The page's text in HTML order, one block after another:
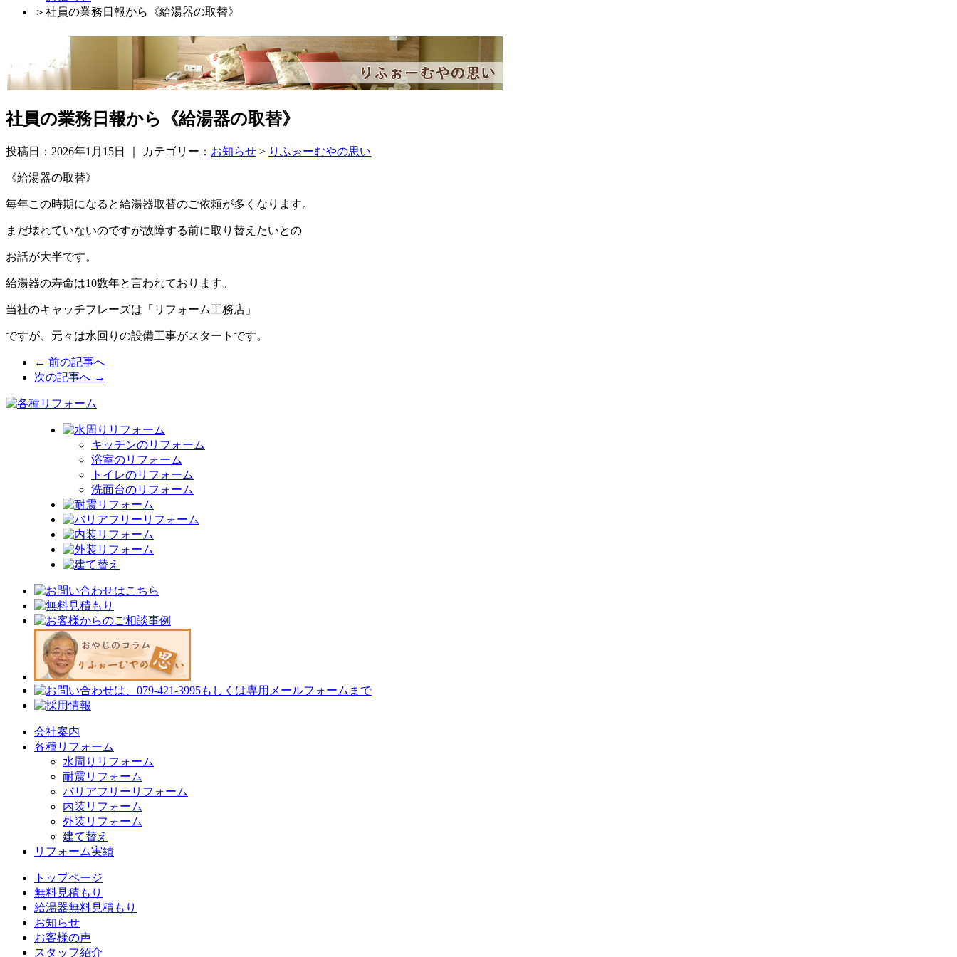
＞ 社員の業務日報から《給湯器の取替》
社員の業務日報から《給湯器の取替》
投稿日：2026年1月15日 ｜ カテゴリー： お知らせ > りふぉーむやの思い
《給湯器の取替》
毎年この時期になると給湯器取替のご依頼が多くなります。
まだ壊れていないのですが故障する前に取り替えたいとの
お話が大半です。
給湯器の寿命は10数年と言われております。
当社のキャッチフレーズは「リフォーム工務店」
ですが、元々は水回りの設備工事がスタートです。
← 前の記事へ
次の記事へ →
キッチンのリフォーム
浴室のリフォーム
トイレのリフォーム
洗面台のリフォーム
会社案内
各種リフォーム
水周りリフォーム
耐震リフォーム
バリアフリーリフォーム
内装リフォーム
外装リフォーム
建て替え
リフォーム実績
トップページ
無料見積もり
給湯器無料見積もり
お知らせ
お客様の声
スタッフ紹介